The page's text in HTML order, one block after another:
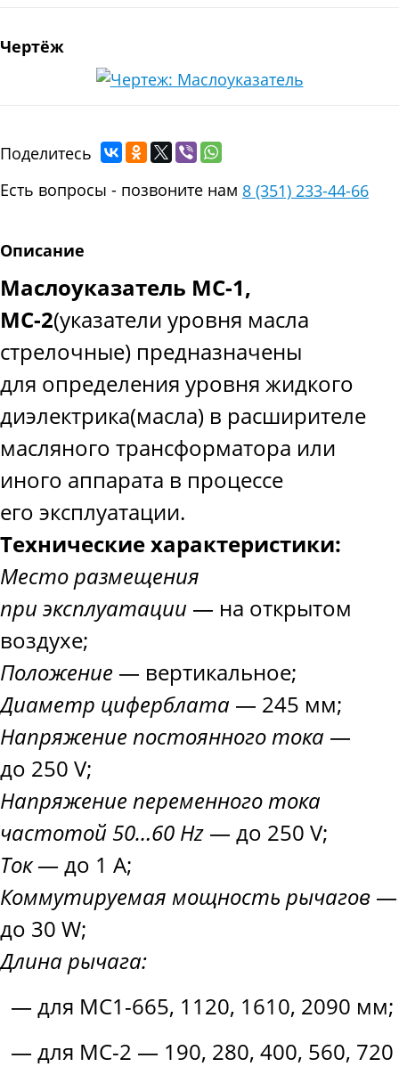
Чертёж
Поделитесь
Есть вопросы - позвоните нам 8 (351) 233-44-66
Описание
Маслоуказатель МС-1,
МС-2(указатели уровня масла
стрелочные) предназначены
для определения уровня жидкого
диэлектрика(масла) в расширителе
масляного трансформатора или
иного аппарата в процессе
его эксплуатации.
Технические характеристики:
Место размещения
при эксплуатации — на открытом
воздухе;
Положение — вертикальное;
Диаметр циферблата — 245 мм;
Напряжение постоянного тока —
до 250 V;
Напряжение переменного тока
частотой 50…60 Hz — до 250 V;
Ток— до 1 А;
Коммутируемая мощность рычагов —
до 30 W;
Длина рычага:
— для МС1-665, 1120, 1610, 2090 мм;
— для МС-2 — 190, 280, 400, 560, 720